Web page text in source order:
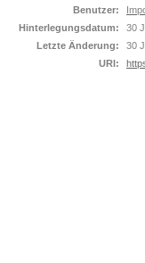
Benutzer:
Hinterlegungsdatum:
30
Letzte Änderung:
30
URI: